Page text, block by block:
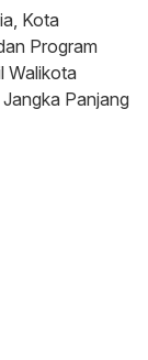
Kota
Program
Walikota
Panjang